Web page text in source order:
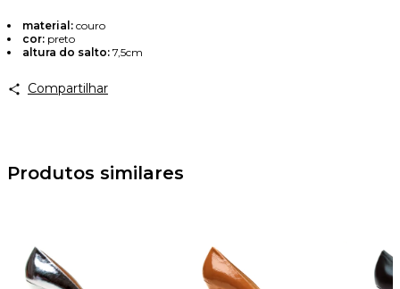
material: couro
cor: preto
altura do salto: 7,5cm
Compartilhar
Produtos similares